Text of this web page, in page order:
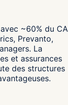
~60% du CA
Prevanto,
La
et assurances
des structures